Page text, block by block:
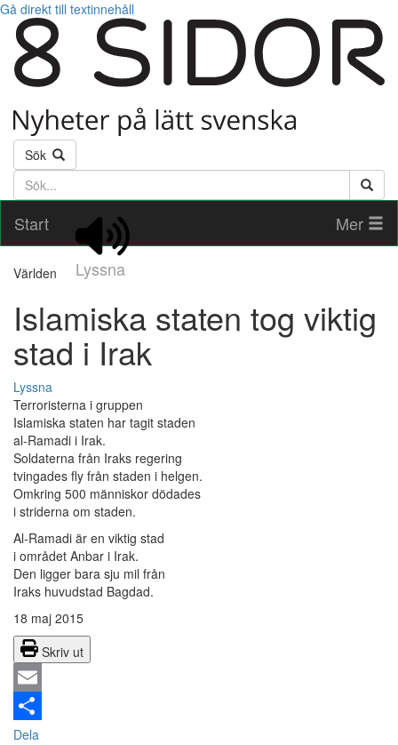
Gå direkt till textinnehåll
Sök
Söktext
Start
Lyssna
Mer
Världen
Islamiska staten tog viktig
stad i Irak
Lyssna
Terroristerna i gruppen
Islamiska staten har tagit staden
al-Ramadi i Irak.
Soldaterna från Iraks regering
tvingades fly från staden i helgen.
Omkring 500 människor dödades
i striderna om staden.
Al-Ramadi är en viktig stad
i området Anbar i Irak.
Den ligger bara sju mil från
Iraks huvudstad Bagdad.
18 maj 2015
Skriv ut
Email
Dela